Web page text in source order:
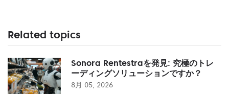
Related topics
Sonora Rentestraを発見: 究極のトレ
ーディングソリューションですか？
8月 05, 2026